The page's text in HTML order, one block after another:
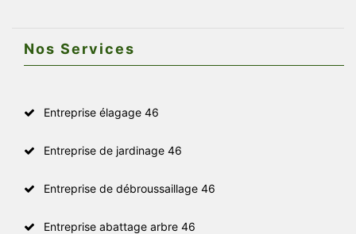
Nos Services
Entreprise élagage 46
Entreprise de jardinage 46
Entreprise de débroussaillage 46
Entreprise abattage arbre 46